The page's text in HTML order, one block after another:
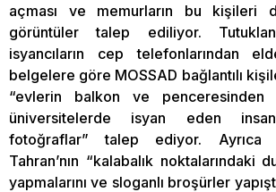
açması ve memurların bu kişileri
görüntüler talep ediliyor.
isyancıların cep telefonlarından
belgelere göre MOSSAD bağlantılı
“evlerin balkon ve
üniversitelerde isyan eden
fotoğraflar” talep ediyor. Ayrıca
Tahran’nın “kalabalık noktalarındaki
yapmalarını ve sloganlı broşürler